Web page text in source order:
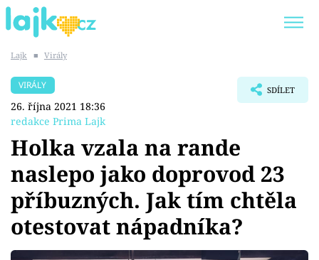
SHOPAHOLICADEL
Témata
Showbyznys
Youtubeři
Lajk ■ Virály
VIRÁLY
26. října 2021 18:36
redakce Prima Lajk
SDÍLET
Holka vzala na rande
naslepo jako doprovod 23
příbuzných. Jak tím chtěla
otestovat nápadníka?